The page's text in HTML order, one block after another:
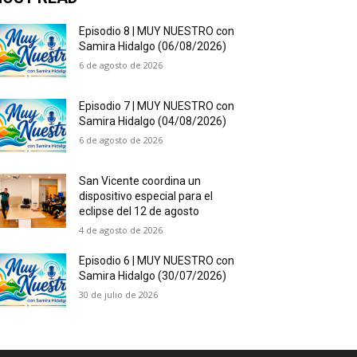
Episodio 8 | MUY NUESTRO con
Samira Hidalgo (06/08/2026)
6 de agosto de 2026
Episodio 7 | MUY NUESTRO con
Samira Hidalgo (04/08/2026)
6 de agosto de 2026
San Vicente coordina un
dispositivo especial para el
eclipse del 12 de agosto
4 de agosto de 2026
Episodio 6 | MUY NUESTRO con
Samira Hidalgo (30/07/2026)
30 de julio de 2026